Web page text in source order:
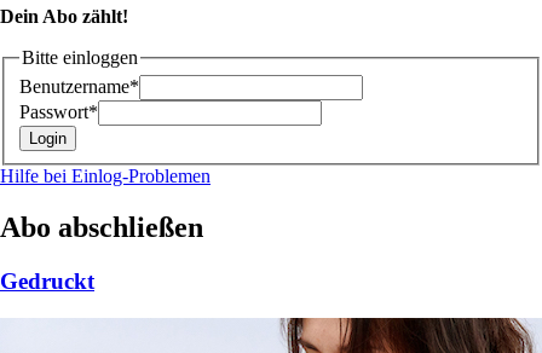
Dein Abo zählt!
Bitte einloggen
Benutzername*
Passwort*
Hilfe bei Einlog-Problemen
Abo abschließen
Gedruckt